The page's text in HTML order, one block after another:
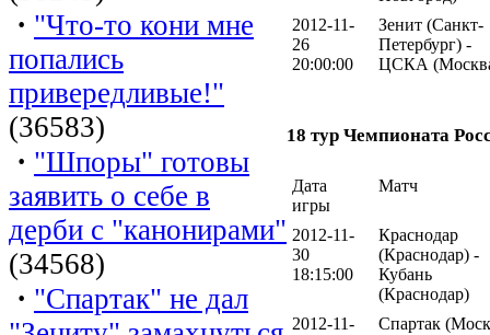
· "Что-то кони мне
попались
привередливые!"
(36583)
· "Шпоры" готовы
заявить о себе в
дерби с "канонирами"
(34568)
· "Спартак" не дал
2012-11-
26
20:00:00
Зенит (Санкт-
Петербург) -
ЦСКА
18 тур Чемпионата
Дата
игры
Матч
2012-11-
30
18:15:00
Краснодар
(Краснодар) -
Кубань
(Краснодар)
2012-11-
Спартак